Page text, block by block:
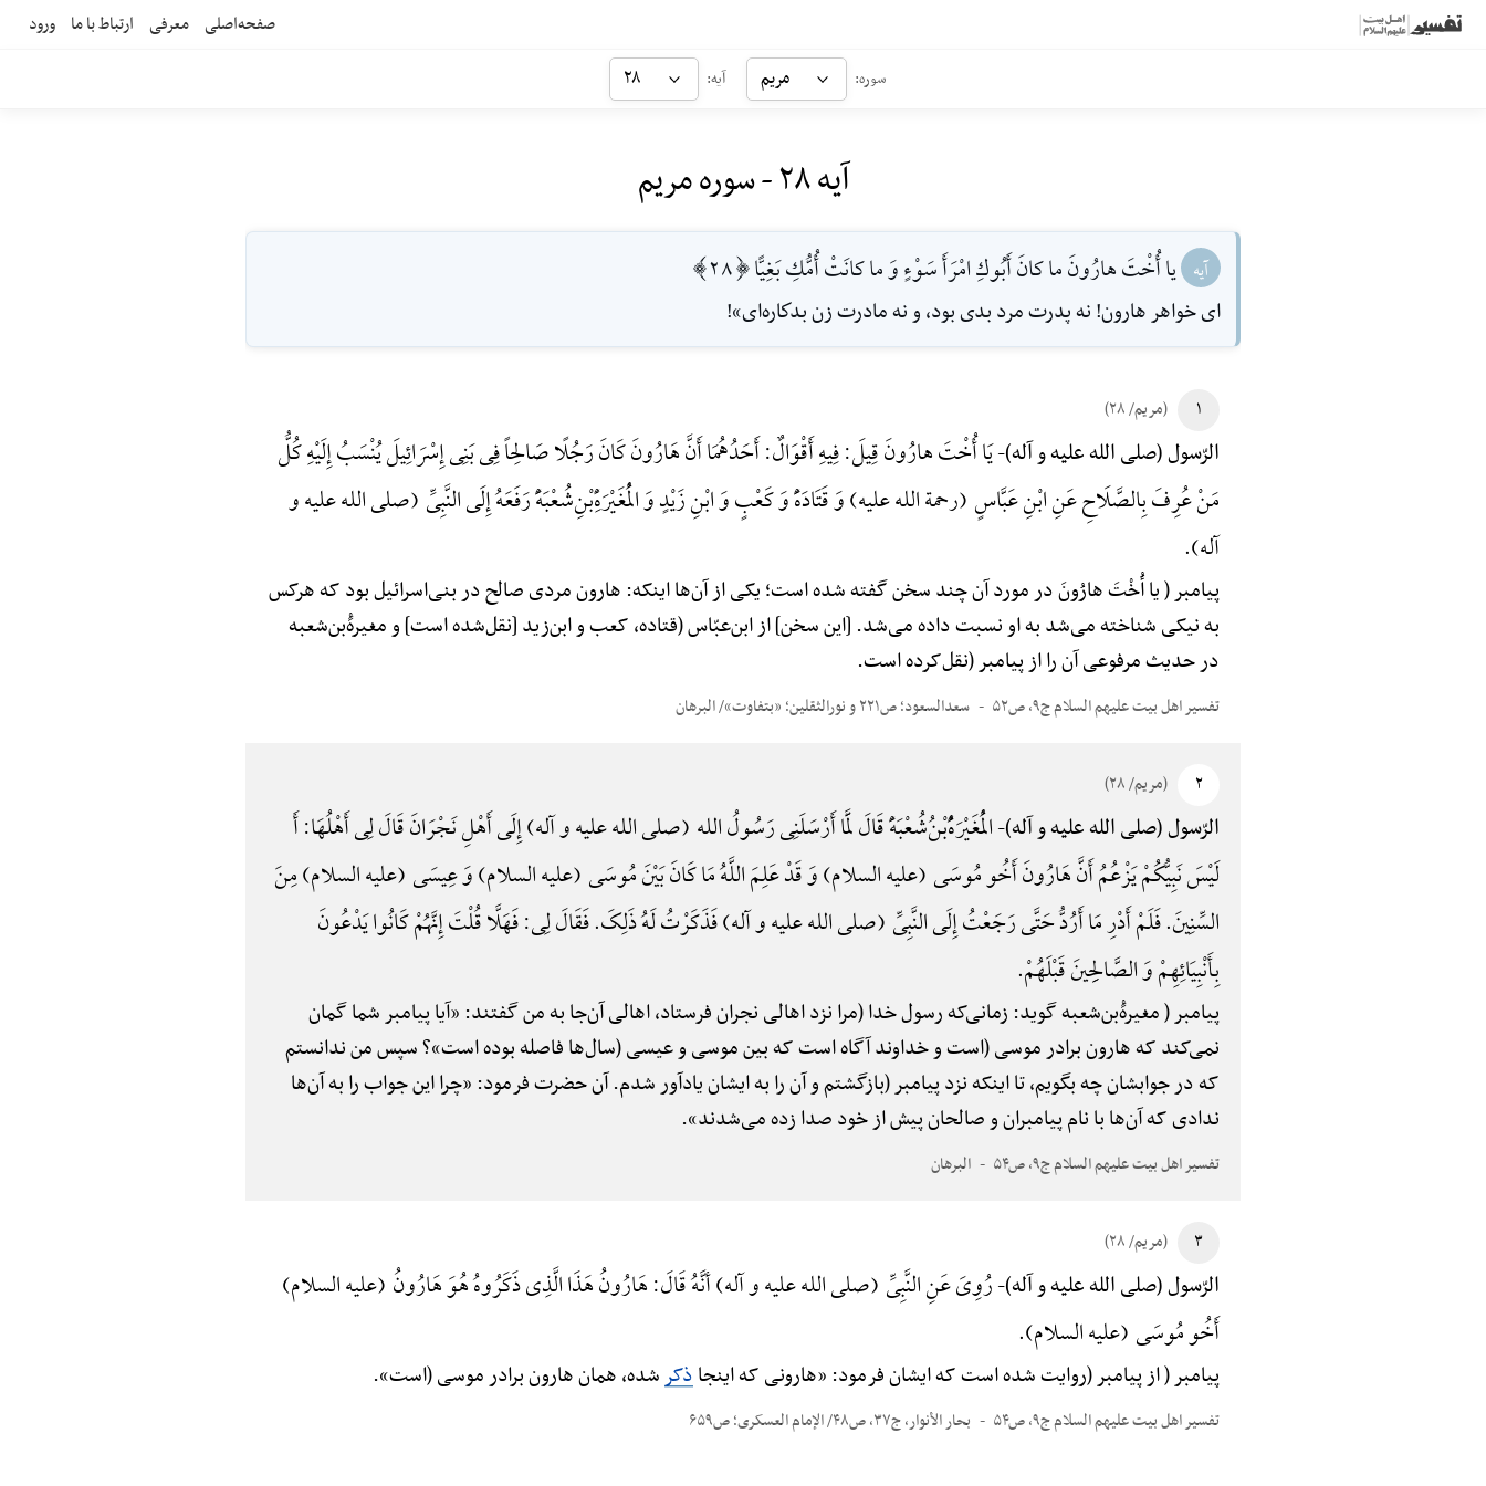
صفحه‌اصلی معرفی ارتباط با ما ورود
سوره: مریم آیه: ۲۸
آیه ۲۸ - سوره مریم
آیه يا أُخْتَ هارُونَ ما كانَ أَبُوكِ امْرَأَ سَوْءٍ وَ ما كانَتْ أُمُّكِ بَغِيًّا [28]
اى خواهر هارون! نه پدرت مرد بدى بود، و نه مادرت زن بدكاره‌اى»!
۱ (مریم/ ۲۸)
الرّسول (صلی الله علیه و آله)-یَا أُخْتَ هارُونَ قِیلَ: فِیهِ أَقْوَالٌ: أَحَدُهُمَا أَنَّ هَارُونَ کَانَ رَجُلًا صَالِحاً فِی بَنِی إِسْرَائِیلَ یُنْسَبُ إِلَیْهِ کُلُّ
مَنْ عُرِفَ بِالصَّلَاحِ عَنِ ابْنِ عَبَّاسٍ (رحمة الله علیه) وَ قَتَادَهًَْ وَ کَعْبٍ وَ ابْنِ زَیْدٍ وَ الْمُغَیْرَهًِْ‌بْنِ‌شُعْبَهًَْ رَفَعَهُ إِلَی النَّبِیِّ (صلی الله علیه و
آله).
پیامبر ( یا أُخْتَ هارُونَ در مورد آن چند سخن گفته شده است؛ یکی از آن‌ها اینکه: هارون مردی صالح در بنی‌اسرائیل بود که هرکس
به نیکی شناخته می‌شد به او نسبت داده می‌شد. [این سخن] از ابن‌عبّاس (قتاده، کعب و ابن‌زید [نقل‌شده است] و مغیرهًْ‌بن‌شعبه
در حدیث مرفوعی آن را از پیامبر (نقل‌کرده است.
تفسیر اهل بیت علیهم السلام ج۹، ص۵۲ سعدالسعود؛ ص۲۲۱ و نورالثقلین؛ «بتفاوت»/ البرهان
۲ (مریم/ ۲۸)
الرّسول (صلی الله علیه و آله)-الْمُغَیْرَهًُْ‌بْنُ‌شُعْبَهًَْ قَالَ لَمَّا أَرْسَلَنِی رَسُولُ الله (صلی الله علیه و آله) إِلَی أَهْلِ نَجْرَانَ قَالَ لِی أَهْلُهَا: أَ
لَیْسَ نَبِیُّکُمْ یَزْعُمُ أَنَّ هَارُونَ أَخُو مُوسَی (علیه السلام) وَ قَدْ عَلِمَ اللَّهُ مَا کَانَ بَیْنَ مُوسَی (علیه السلام) وَ عِیسَی (علیه السلام) مِنَ
السِّنِینَ. فَلَمْ أَدْرِ مَا أَرُدُّ حَتَّی رَجَعْتُ إِلَی النَّبِیِّ (صلی الله علیه و آله) فَذَکَرْتُ لَهُ ذَلِکَ. فَقَالَ لِی: فَهَلَّا قُلْتَ إِنَّهُمْ کَانُوا یَدْعُونَ
بِأَنْبِیَائِهِمْ وَ الصَّالِحِینَ قَبْلَهُمْ.
پیامبر ( مغیرهًْ‌بن‌شعبه گوید: زمانی‌که رسول خدا (مرا نزد اهالی نجران فرستاد، اهالی آن‌جا به من گفتند: «آیا پیامبر شما گمان
نمی‌کند که هارون برادر موسی (است و خداوند آگاه است که بین موسی و عیسی (سال‌ها فاصله بوده است»؟ سپس من ندانستم
که در جوابشان چه بگویم، تا اینکه نزد پیامبر (بازگشتم و آن را به ایشان یادآور شدم. آن حضرت فرمود: «چرا این جواب را به آن‌ها
ندادی که آن‌ها با نام پیامبران و صالحان پیش از خود صدا زده می‌شدند».
تفسیر اهل بیت علیهم السلام ج۹، ص۵۴ البرهان
۳ (مریم/ ۲۸)
الرّسول (صلی الله علیه و آله)-رُوِیَ عَنِ النَّبِیِّ (صلی الله علیه و آله) أنَّهُ قَالَ: هَارُونُ هَذَا الَّذِی ذَکَرُوهُ هُوَ هَارُونُ (علیه السلام)
أَخُو مُوسَی (علیه السلام).
پیامبر ( از پیامبر (روایت شده است که ایشان فرمود: «هارونی که اینجاذکرشده، همان هارون برادر موسی (است».
تفسیر اهل بیت علیهم السلام ج۹، ص۵۴ بحار الأنوار، ج۳۷، ص۴۸/ الإمام العسکری؛ ص۶۵۹